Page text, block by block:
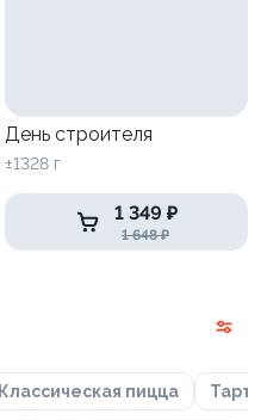
День строителя
±1328 г
1 349 ₽
1 648 ₽
Классическая пицца